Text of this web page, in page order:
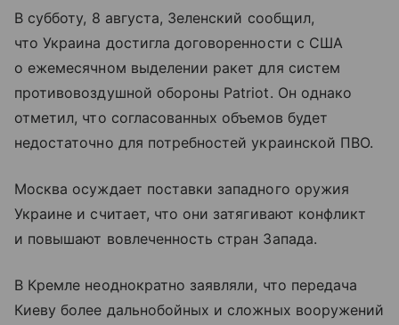
В субботу, 8 августа, Зеленский сообщил,
что Украина достигла договоренности с США
о ежемесячном выделении ракет для систем
противовоздушной обороны Patriot. Он однако
отметил, что согласованных объемов будет
недостаточно для потребностей украинской ПВО.
Москва осуждает поставки западного оружия
Украине и считает, что они затягивают конфликт
и повышают вовлеченность стран Запада.
В Кремле неоднократно заявляли, что передача
Киеву более дальнобойных и сложных вооружений